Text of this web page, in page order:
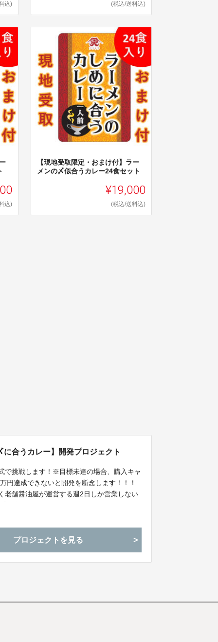
込) (税込/送料込)
込)
【現地受取限定・おまけ付】ラー
メンの〆似合うカレー24食セット
¥19,000
(税込/送料込)
合うカレー】開発プロジェクト
で挑戦します！※目標未達の場合、購入キャ
円達成できないと開発を断念します！！！
老舗醤油屋が運営する週2日しか営業しない
プロジェクトを見る